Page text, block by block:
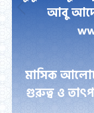
আবু
মাসিক
গুরুত্ব ও